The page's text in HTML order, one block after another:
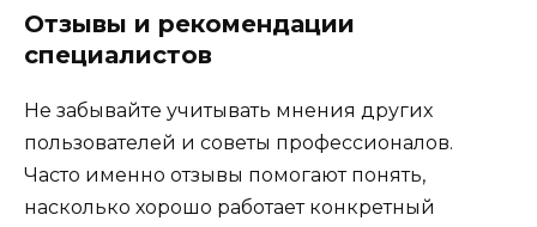
Отзывы и рекомендации
специалистов
Не забывайте учитывать мнения других
пользователей и советы профессионалов.
Часто именно отзывы помогают понять,
насколько хорошо работает конкретный